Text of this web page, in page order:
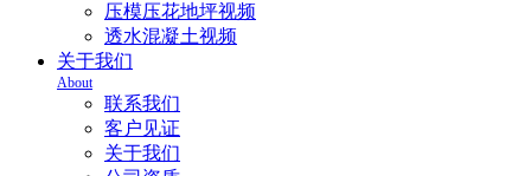
压模压花地坪视频
透水混凝土视频
关于我们
About
联系我们
客户见证
关于我们